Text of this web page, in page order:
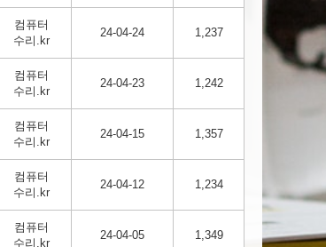
컴퓨터
수리.kr
24-04-24 1,237
컴퓨터
수리.kr
24-04-23 1,242
컴퓨터
수리.kr
24-04-15 1,357
컴퓨터
수리.kr
24-04-12 1,234
컴퓨터
수리.kr
24-04-05 1,349